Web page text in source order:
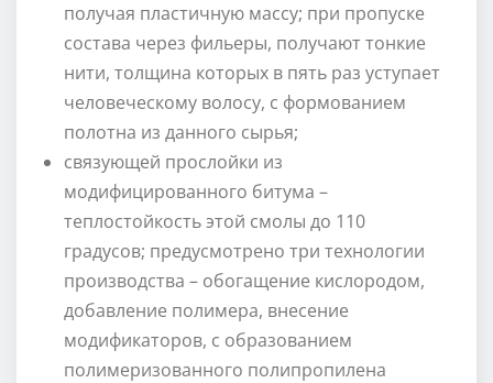
получая пластичную массу; при пропуске
состава через фильеры, получают тонкие
нити, толщина которых в пять раз уступает
человеческому волосу, с формованием
полотна из данного сырья;
связующей прослойки из
модифицированного битума –
теплостойкость этой смолы до 110
градусов; предусмотрено три технологии
производства – обогащение кислородом,
добавление полимера, внесение
модификаторов, с образованием
полимеризованного полипропилена